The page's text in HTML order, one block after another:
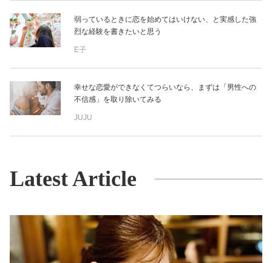
弱っているときに恋を始めてはいけない、と実感した強
烈な経験を書きたいと思う
E子
幸せな恋愛ができなくてつらいなら、まずは「男性への
不信感」を取り除いてみる
JUJU
Latest Article